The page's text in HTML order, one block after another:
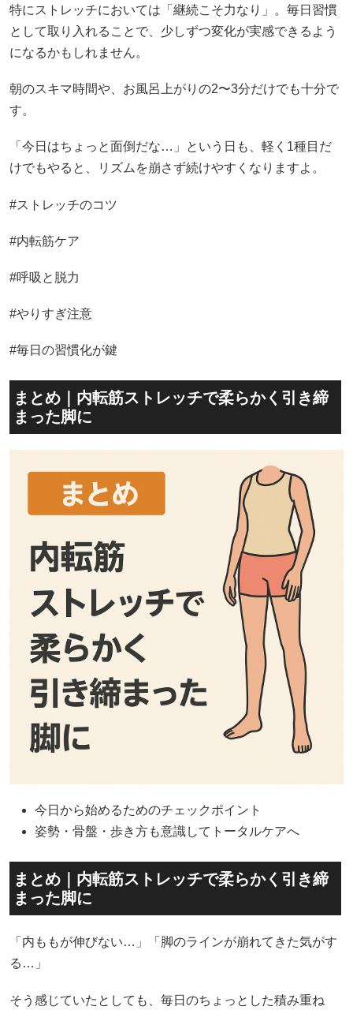
特にストレッチにおいては「継続こそ力なり」。毎日習慣
として取り入れることで、少しずつ変化が実感できるよう
になるかもしれません。
朝のスキマ時間や、お風呂上がりの2〜3分だけでも十分で
す。
「今日はちょっと面倒だな…」という日も、軽く1種目だ
けでもやると、リズムを崩さず続けやすくなりますよ。
#ストレッチのコツ
#内転筋ケア
#呼吸と脱力
#やりすぎ注意
#毎日の習慣化が鍵
まとめ｜内転筋ストレッチで柔らかく引き締
まった脚に
今日から始めるためのチェックポイント
姿勢・骨盤・歩き方も意識してトータルケアへ
まとめ｜内転筋ストレッチで柔らかく引き締
まった脚に
「内ももが伸びない…」「脚のラインが崩れてきた気がす
る…」
そう感じていたとしても、毎日のちょっとした積み重ね